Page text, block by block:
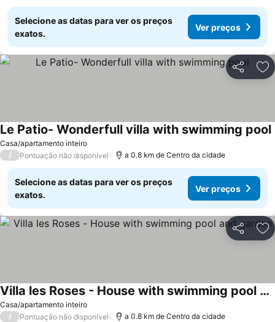
Selecione as datas para ver os preços
exatos.
Ver preços
Partilhar
Casa/apartamento inteiro
Le Patio- Wonderfull villa with swimming pool
/ Pontuação não disponível a 0.8 km de Centro da cidade
Selecione as datas para ver os preços
exatos.
Ver preços
Partilhar
Casa/apartamento inteiro
Villa les Roses - House with swimming pool and garden
/ Pontuação não disponível a 0.8 km de Centro da cidade